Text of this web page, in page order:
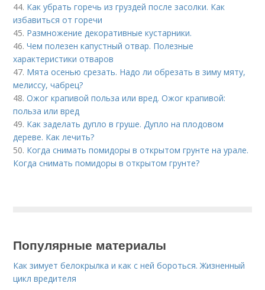
44. Как убрать горечь из груздей после засолки. Как
избавиться от горечи
45. Размножение декоративные кустарники.
46.Чем полезен капустный отвар. Полезные
характеристики отваров
47. Мята осенью срезать. Надо ли обрезать в зиму мяту,
мелиссу, чабрец?
48.Ожог крапивой польза или вред. Ожог крапивой:
польза или вред
49. Как заделать дупло в груше. Дупло на плодовом
дереве. Как лечить?
50. Когда снимать помидоры в открытом грунте на урале.
Когда снимать помидоры в открытом грунте?
Популярные материалы
Как зимует белокрылка и как с ней бороться. Жизненный
цикл вредителя